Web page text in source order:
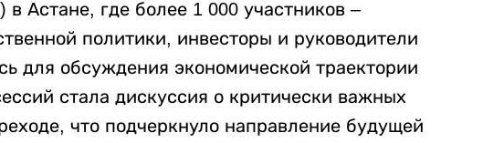
в Астане, где более 1 000 участников –
политики, инвесторы и руководители
для обсуждения экономической траектории
стала дискуссия о критически важных
что подчеркнуло направление будущей